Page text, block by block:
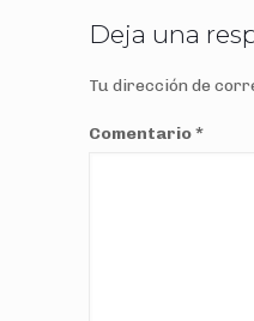
Deja una
Tu dirección de
Comentario*